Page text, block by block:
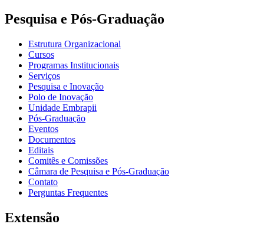
Pesquisa e Pós-Graduação
Estrutura Organizacional
Cursos
Programas Institucionais
Serviços
Pesquisa e Inovação
Polo de Inovação
Unidade Embrapii
Pós-Graduação
Eventos
Documentos
Editais
Comitês e Comissões
Câmara de Pesquisa e Pós-Graduação
Contato
Perguntas Frequentes
Extensão